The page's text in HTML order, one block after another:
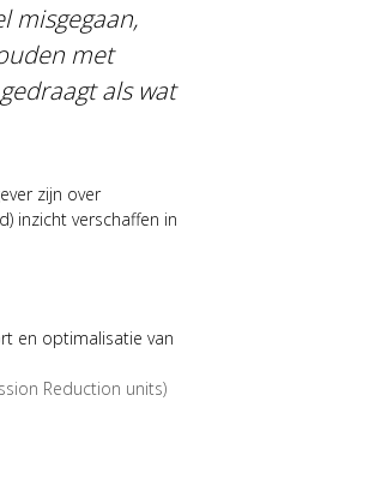
misgegaan,
met
als wat
zijn over
inzicht verschaffen in
en optimalisatie van
Reduction units)